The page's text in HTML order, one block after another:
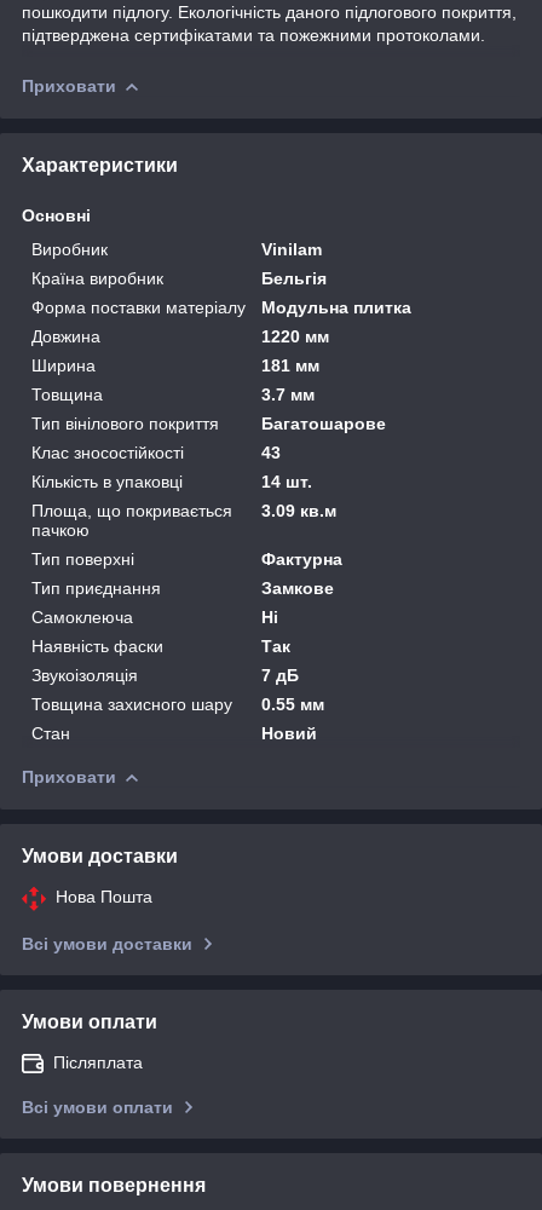
пошкодити підлогу. Екологічність даного підлогового покриття,
підтверджена сертифікатами та пожежними протоколами.
Приховати
Характеристики
Основні
Виробник
Vinilam
Країна виробник
Бельгія
Форма поставки матеріалу
Модульна плитка
Довжина
1220 мм
Ширина
181 мм
Товщина
3.7 мм
Тип вінілового покриття
Багатошарове
Клас зносостійкості
43
Кількість в упаковці
14 шт.
Площа, що покривається
пачкою
3.09 кв.м
Тип поверхні
Фактурна
Тип приєднання
Замкове
Самоклеюча
Ні
Наявність фаски
Так
Звукоізоляція
7 дБ
Товщина захисного шару
0.55 мм
Стан
Новий
Приховати
Умови доставки
Нова Пошта
Всі умови доставки
Умови оплати
Післяплата
Всі умови оплати
Умови повернення